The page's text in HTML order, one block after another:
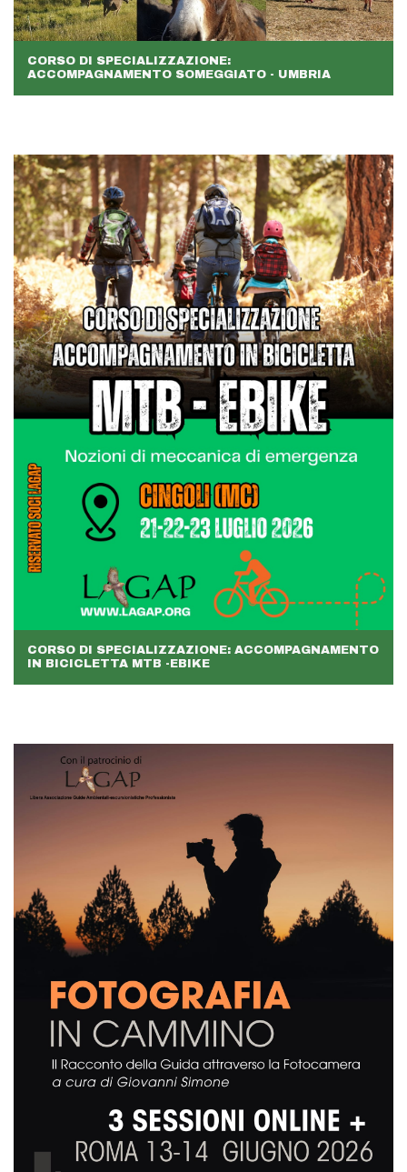
CORSO DI SPECIALIZZAZIONE:
ACCOMPAGNAMENTO SOMEGGIATO - UMBRIA
CORSO DI SPECIALIZZAZIONE: ACCOMPAGNAMENTO
IN BICICLETTA MTB -EBIKE